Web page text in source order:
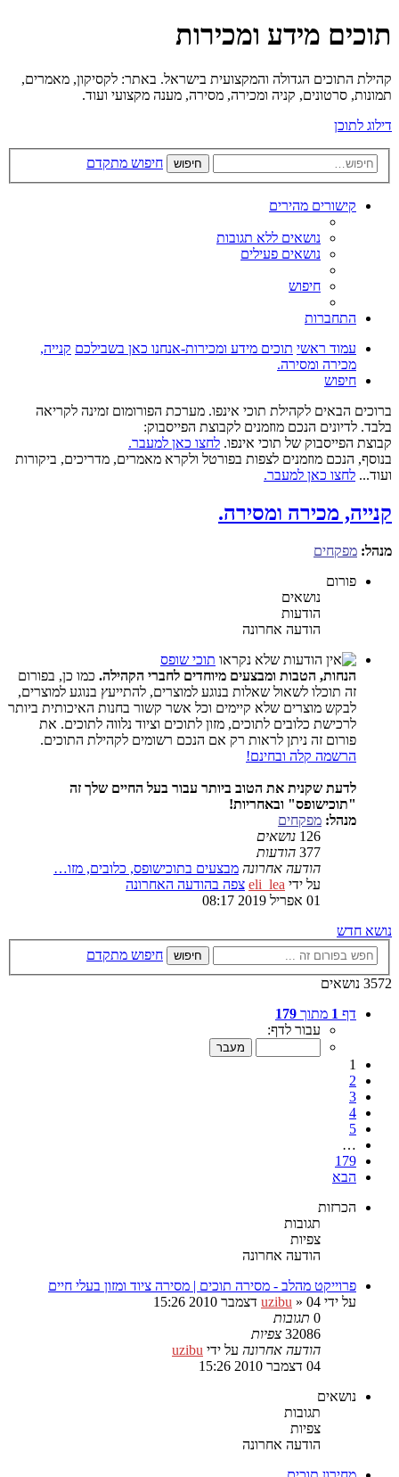
תוכים מידע ומכירות
קהילת התוכים הגדולה והמקצועית בישראל. באתר: לקסיקון, מאמרים,
תמונות, סרטונים, קניה ומכירה, מסירה, מענה מקצועי ועוד.
דילוג לתוכן
חיפוש חיפוש מתקדם
קישורים מהירים
נושאים ללא תגובות
נושאים פעילים
חיפוש
התחברות
עמוד ראשי תוכים מידע ומכירות-אנחנו כאן בשבילכם קנייה,
מכירה ומסירה.
חיפוש
ברוכים הבאים לקהילת תוכי אינפו. מערכת הפורומום זמינה לקריאה
בלבד. לדיונים הנכם מוזמנים לקבוצת הפייסבוק:
קבוצת הפייסבוק של תוכי אינפו. לחצו כאן למעבר.
בנוסף, הנכם מוזמנים לצפות בפורטל ולקרא מאמרים, מדריכים, ביקורות
ועוד... לחצו כאן למעבר.
קנייה, מכירה ומסירה.
מנהל: מפקחים
פורום
נושאים
הודעות
הודעה אחרונה
תוכי שופס
הנחות, הטבות ומבצעים מיוחדים לחברי הקהילה. כמו כן, בפורום
זה תוכלו לשאול שאלות בנוגע למוצרים, להתייעץ בנוגע למוצרים,
לבקש מוצרים שלא קיימים וכל אשר קשור בחנות האיכותית ביותר
לרכישת כלובים לתוכים, מזון לתוכים וציוד נלווה לתוכים. את
פורום זה ניתן לראות רק אם הנכם רשומים לקהילת התוכים.
הרשמה קלה ובחינם!
לדעת שקנית את הטוב ביותר עבור בעל החיים שלך זה
"תוכישופס" ובאחריות!
מנהל: מפקחים
126 נושאים
377 הודעות
הודעה אחרונה מבצעים בתוכישופס, כלובים, מזו…
על ידי eli_lea צפה בהודעה האחרונה
01 אפריל 2019 08:17
נושא חדש
חיפוש
חיפוש מתקדם
3572 נושאים
דף 1 מתוך 179
עבור לדף:
1
2
3
4
5
…
179
הבא
הכרזות
תגובות
צפיות
הודעה אחרונה
פרוייקט מהלב - מסירה תוכים | מסירה ציוד ומזון בעלי חיים
על ידי
uzibu » 04 דצמבר 2010 15:26
0 תגובות
32086 צפיות
הודעה אחרונה על ידי uzibu
04 דצמבר 2010 15:26
נושאים
תגובות
צפיות
הודעה אחרונה